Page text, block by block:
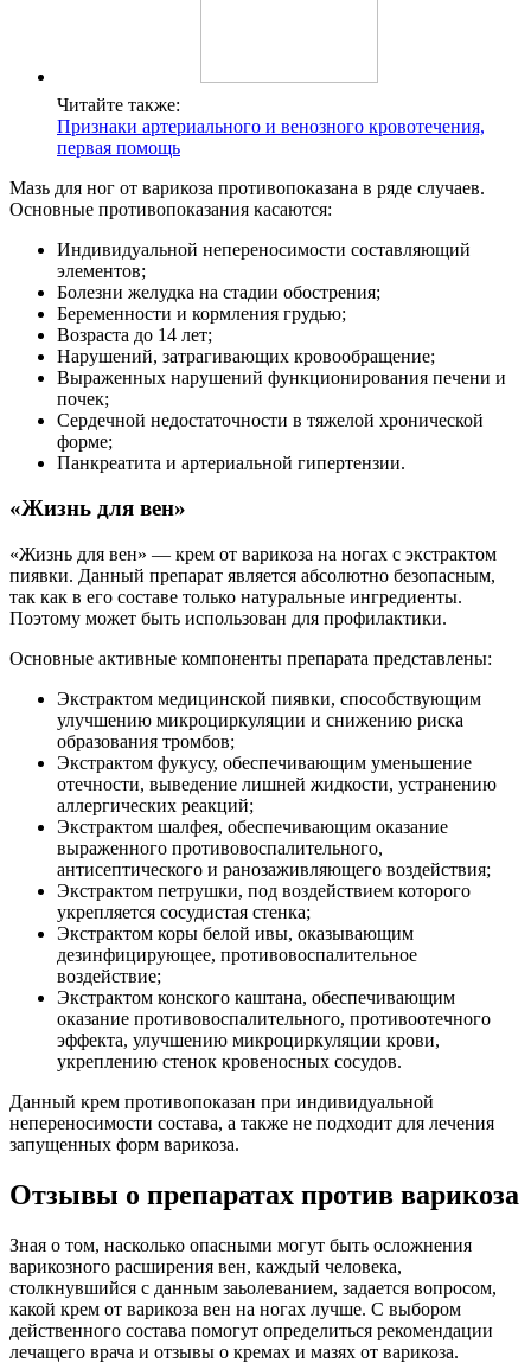
Читайте также:
Признаки артериального и венозного кровотечения,
первая помощь
Мазь для ног от варикоза противопоказана в ряде случаев.
Основные противопоказания касаются:
Индивидуальной непереносимости составляющий
элементов;
Болезни желудка на стадии обострения;
Беременности и кормления грудью;
Возраста до 14 лет;
Нарушений, затрагивающих кровообращение;
Выраженных нарушений функционирования печени и
почек;
Сердечной недостаточности в тяжелой хронической
форме;
Панкреатита и артериальной гипертензии.
«Жизнь для вен»
«Жизнь для вен» — крем от варикоза на ногах с экстрактом
пиявки. Данный препарат является абсолютно безопасным,
так как в его составе только натуральные ингредиенты.
Поэтому может быть использован для профилактики.
Основные активные компоненты препарата представлены:
Экстрактом медицинской пиявки, способствующим
улучшению микроциркуляции и снижению риска
образования тромбов;
Экстрактом фукусу, обеспечивающим уменьшение
отечности, выведение лишней жидкости, устранению
аллергических реакций;
Экстрактом шалфея, обеспечивающим оказание
выраженного противовоспалительного,
антисептического и ранозаживляющего воздействия;
Экстрактом петрушки, под воздействием которого
укрепляется сосудистая стенка;
Экстрактом коры белой ивы, оказывающим
дезинфицирующее, противовоспалительное
воздействие;
Экстрактом конского каштана, обеспечивающим
оказание противовоспалительного, противоотечного
эффекта, улучшению микроциркуляции крови,
укреплению стенок кровеносных сосудов.
Данный крем противопоказан при индивидуальной
непереносимости состава, а также не подходит для лечения
запущенных форм варикоза.
Отзывы о препаратах против варикоза
Зная о том, насколько опасными могут быть осложнения
варикозного расширения вен, каждый человека,
столкнувшийся с данным заьолеванием, задается вопросом,
какой крем от варикоза вен на ногах лучше. С выбором
действенного состава помогут определиться рекомендации
лечащего врача и отзывы о кремах и мазях от варикоза.